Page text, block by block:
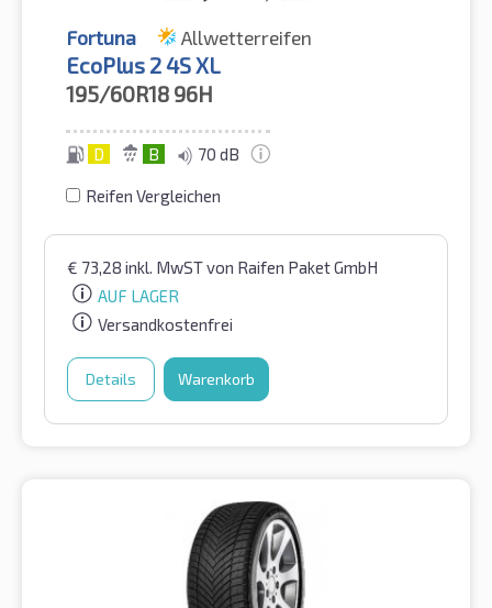
Fortuna Allwetterreifen
EcoPlus 2 4S XL
195/60R18 96H
D B 70 dB
Reifen Vergleichen
€ 73,28 inkl. MwSTvon Raifen Paket GmbH
AUF LAGER
Versandkostenfrei
Details Warenkorb